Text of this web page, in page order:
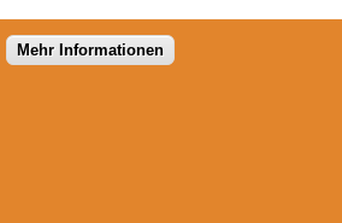
Mehr Informationen